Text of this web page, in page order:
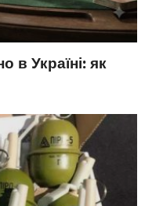
в Україні: як